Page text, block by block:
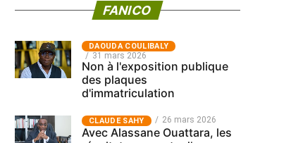
FANICO
‎DAOUDA COULIBALY
31 mars 2026
Non à l'exposition publique
des plaques
d'immatriculation
CLAUDE SAHY 26 mars 2026
Avec Alassane Ouattara, les